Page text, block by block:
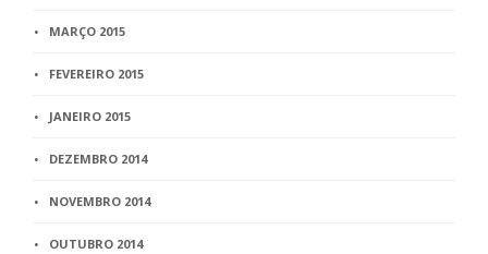
MARÇO 2015
FEVEREIRO 2015
JANEIRO 2015
DEZEMBRO 2014
NOVEMBRO 2014
OUTUBRO 2014